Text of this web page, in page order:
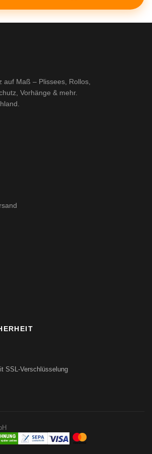
auf Maß – Plissees, Rollos,
Vorhänge & mehr.
SSL-Verschlüsselung